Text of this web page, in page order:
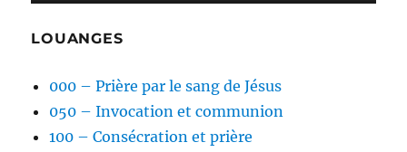
LOUANGES
000 – Prière par le sang de Jésus
050 – Invocation et communion
100 – Consécration et prière